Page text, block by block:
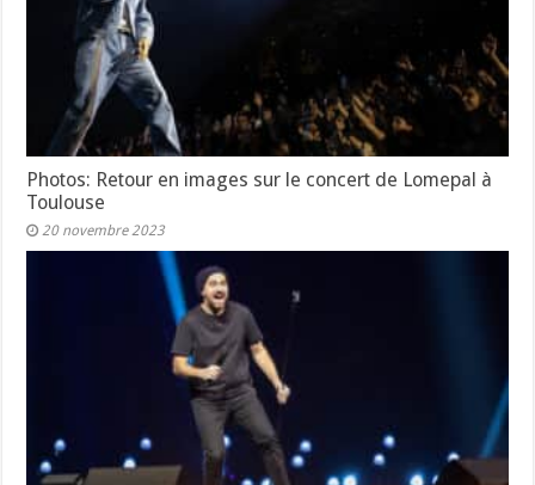
Photos: Retour en images sur le concert de Lomepal à
Toulouse
20 novembre 2023